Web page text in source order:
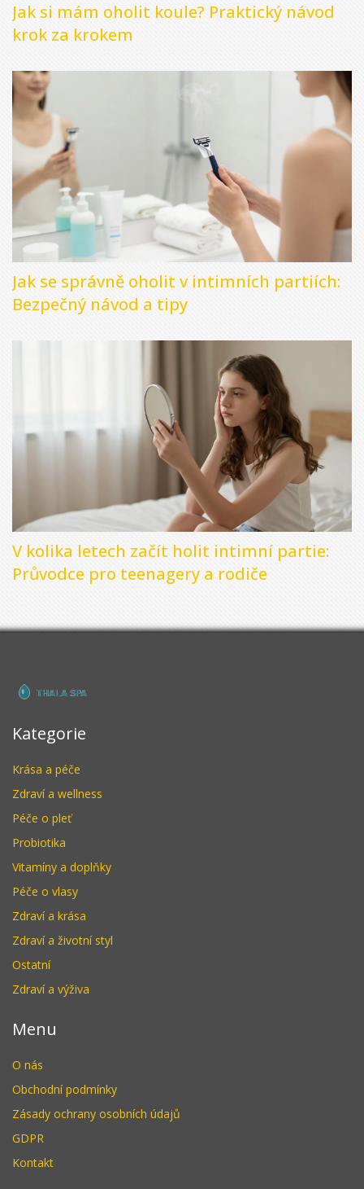
Jak si mám oholit koule? Praktický návod
krok za krokem
Jak se správně oholit v intimních partiích:
Bezpečný návod a tipy
V kolika letech začít holit intimní partie:
Průvodce pro teenagery a rodiče
Kategorie
Krása a péče
Zdraví a wellness
Péče o pleť
Probiotika
Vitamíny a doplňky
Péče o vlasy
Zdraví a krása
Zdraví a životní styl
Ostatní
Zdraví a výživa
Menu
O nás
Obchodní podmínky
Zásady ochrany osobních údajů
GDPR
Kontakt